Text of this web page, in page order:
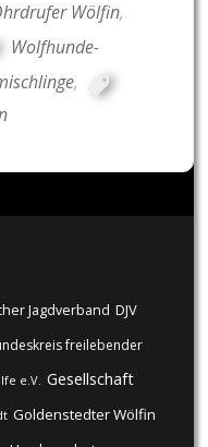
Wölfin,
Wolfhunde-
,
Jagdverband DJV
freilebender
e.V. Gesellschaft
Goldenstedter Wölfin